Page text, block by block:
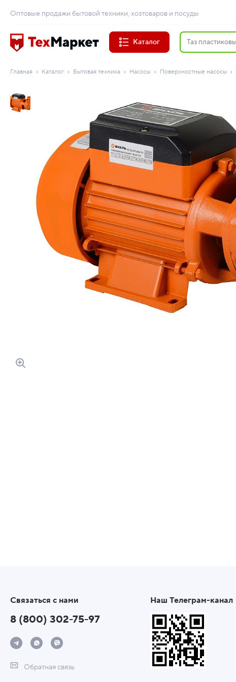
Оптовые продажи бытовой техники, хозтоваров и посуды
Каталог
Главная Каталог Бытовая техника Насосы Поверхностные насосы
Связаться с нами
8 (800) 302-75-97
Обратная связь
Наш Телеграм-канал